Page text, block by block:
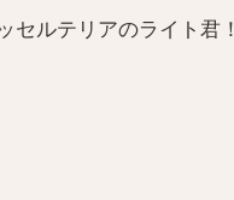
セルテリアのライト君！